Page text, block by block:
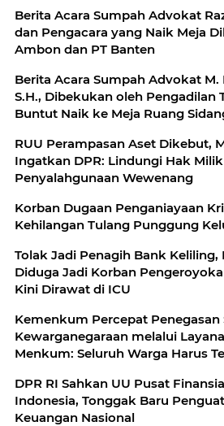
Berita Acara Sumpah Advokat
dan Pengacara yang Naik Meja
Ambon dan PT Banten
Berita Acara Sumpah Advokat
S.H., Dibekukan oleh Pengadilan
Buntut Naik ke Meja Ruang
RUU Perampasan Aset Dikebut,
Ingatkan DPR: Lindungi Hak
Penyalahgunaan Wewenang
Korban Dugaan Penganiayaan
Kehilangan Tulang Punggung
Tolak Jadi Penagih Bank Keliling,
Diduga Jadi Korban
Kini Dirawat di ICU
Kemenkum Percepat Penegasan
Kewarganegaraan melalui
Menkum: Seluruh Warga Harus
DPR RI Sahkan UU Pusat
Indonesia, Tonggak Baru
Keuangan Nasional